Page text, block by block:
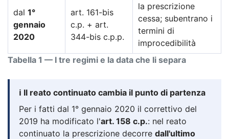
Tabella 1 — I tre regimi e la data che li separa
dal 1°
gennaio
2020
art. 161-bis
c.p. + art.
344-bis c.p.p.
la prescrizione
cessa; subentrano i
termini di
improcedibilità
ℹ️ Il reato continuato cambia il punto di partenza
Per i fatti dal 1° gennaio 2020 il correttivo del
2019 ha modificato l'art. 158 c.p.: nel reato
continuato la prescrizione decorre dall'ultimo